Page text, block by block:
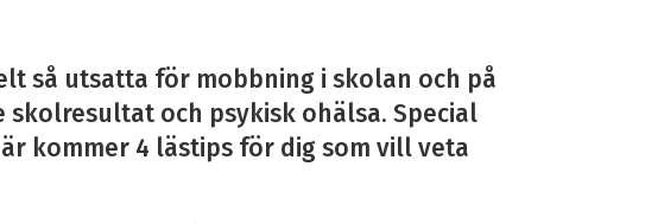
så utsatta för mobbning i skolan och på
och psykisk ohälsa. Special
kommer 4 lästips för dig som vill veta